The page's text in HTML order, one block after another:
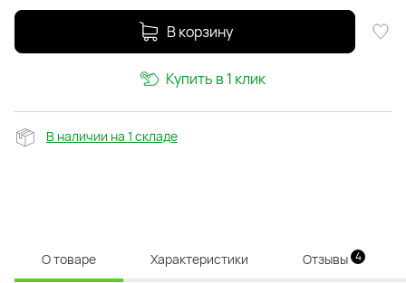
В корзину
Купить в 1 клик
В наличии на 1 складе
О товаре Характеристики Отзывы 4